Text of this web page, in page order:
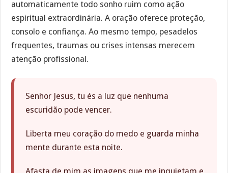
automaticamente todo sonho ruim como ação
espiritual extraordinária. A oração oferece proteção,
consolo e confiança. Ao mesmo tempo, pesadelos
frequentes, traumas ou crises intensas merecem
atenção profissional.
Senhor Jesus, tu és a luz que nenhuma
escuridão pode vencer.
Liberta meu coração do medo e guarda minha
mente durante esta noite.